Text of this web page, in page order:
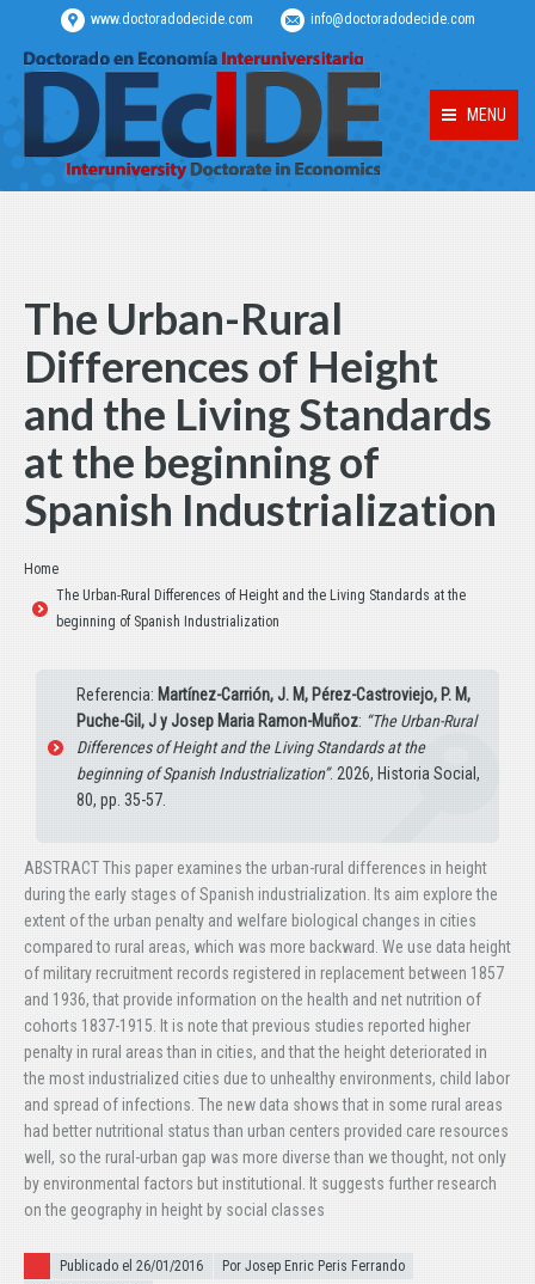
www.doctoradodecide.com info@doctoradodecide.com
MENU
The Urban-Rural
Differences of Height
and the Living Standards
at the beginning of
Spanish Industrialization
Estás aquí:
Home
The Urban-Rural Differences of Height and the Living Standards at the
beginning of Spanish Industrialization
Referencia: Martínez-Carrión, J. M, Pérez-Castroviejo, P. M,
Puche-Gil, J y Josep Maria Ramon-Muñoz: “The Urban-Rural
Differences of Height and the Living Standards at the
beginning of Spanish Industrialization”. 2026, Historia Social,
80, pp. 35-57.
ABSTRACT This paper examines the urban-rural differences in height
during the early stages of Spanish industrialization. Its aim explore the
extent of the urban penalty and welfare biological changes in cities
compared to rural areas, which was more backward. We use data height
of military recruitment records registered in replacement between 1857
and 1936, that provide information on the health and net nutrition of
cohorts 1837-1915. It is note that previous studies reported higher
penalty in rural areas than in cities, and that the height deteriorated in
the most industrialized cities due to unhealthy environments, child labor
and spread of infections. The new data shows that in some rural areas
had better nutritional status than urban centers provided care resources
well, so the rural-urban gap was more diverse than we thought, not only
by environmental factors but institutional. It suggests further research
on the geography in height by social classes
Publicado el
Publicado el 26/01/2016
Por Josep Enric Peris Ferrando